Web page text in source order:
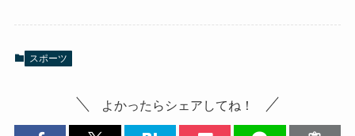
スポーツ
よかったらシェアしてね！